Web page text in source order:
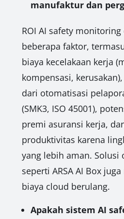
manufaktur dan
ROI AI safety
beberapa faktor,
biaya kecelakaan kerja
kompensasi,
dari otomatisasi
(SMK3, ISO 45001),
premi asuransi kerja,
produktivitas karena
yang lebih aman. Solusi
seperti ARSA AI Box
biaya cloud berulang.
Apakah sistem AI